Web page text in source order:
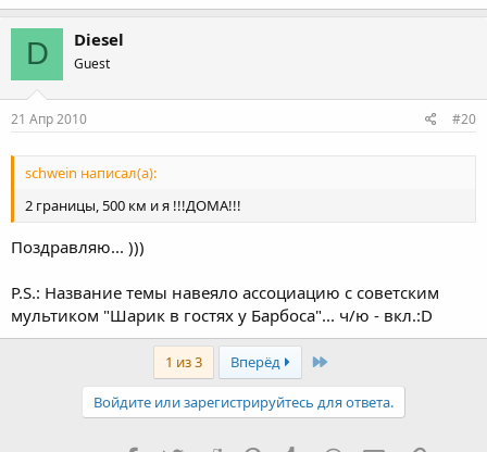
D Diesel
Guest
21 Апр 2010 #20
schwein написал(а):
2 границы, 500 км и я !!!ДОМА!!!
Поздравляю... )))
P.S.: Название темы навеяло ассоциацию с советским
мультиком "Шарик в гостях у Барбоса"... ч/ю - вкл.:D
1 из 3 Вперёд Last
Войдите или зарегистрируйтесь для ответа.